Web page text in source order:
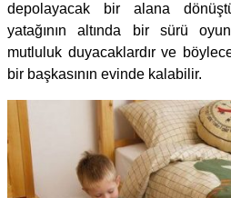
depolayacak bir alana
yatağının altında bir sürü
mutluluk duyacaklardır ve
bir başkasının evinde kalabilir.